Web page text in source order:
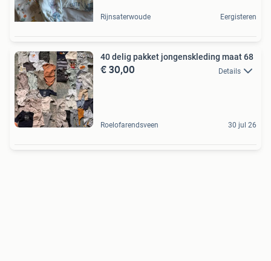
Rijnsaterwoude Eergisteren
40 delig pakket jongenskleding maat 68
€ 30,00 Details
Roelofarendsveen 30 jul 26